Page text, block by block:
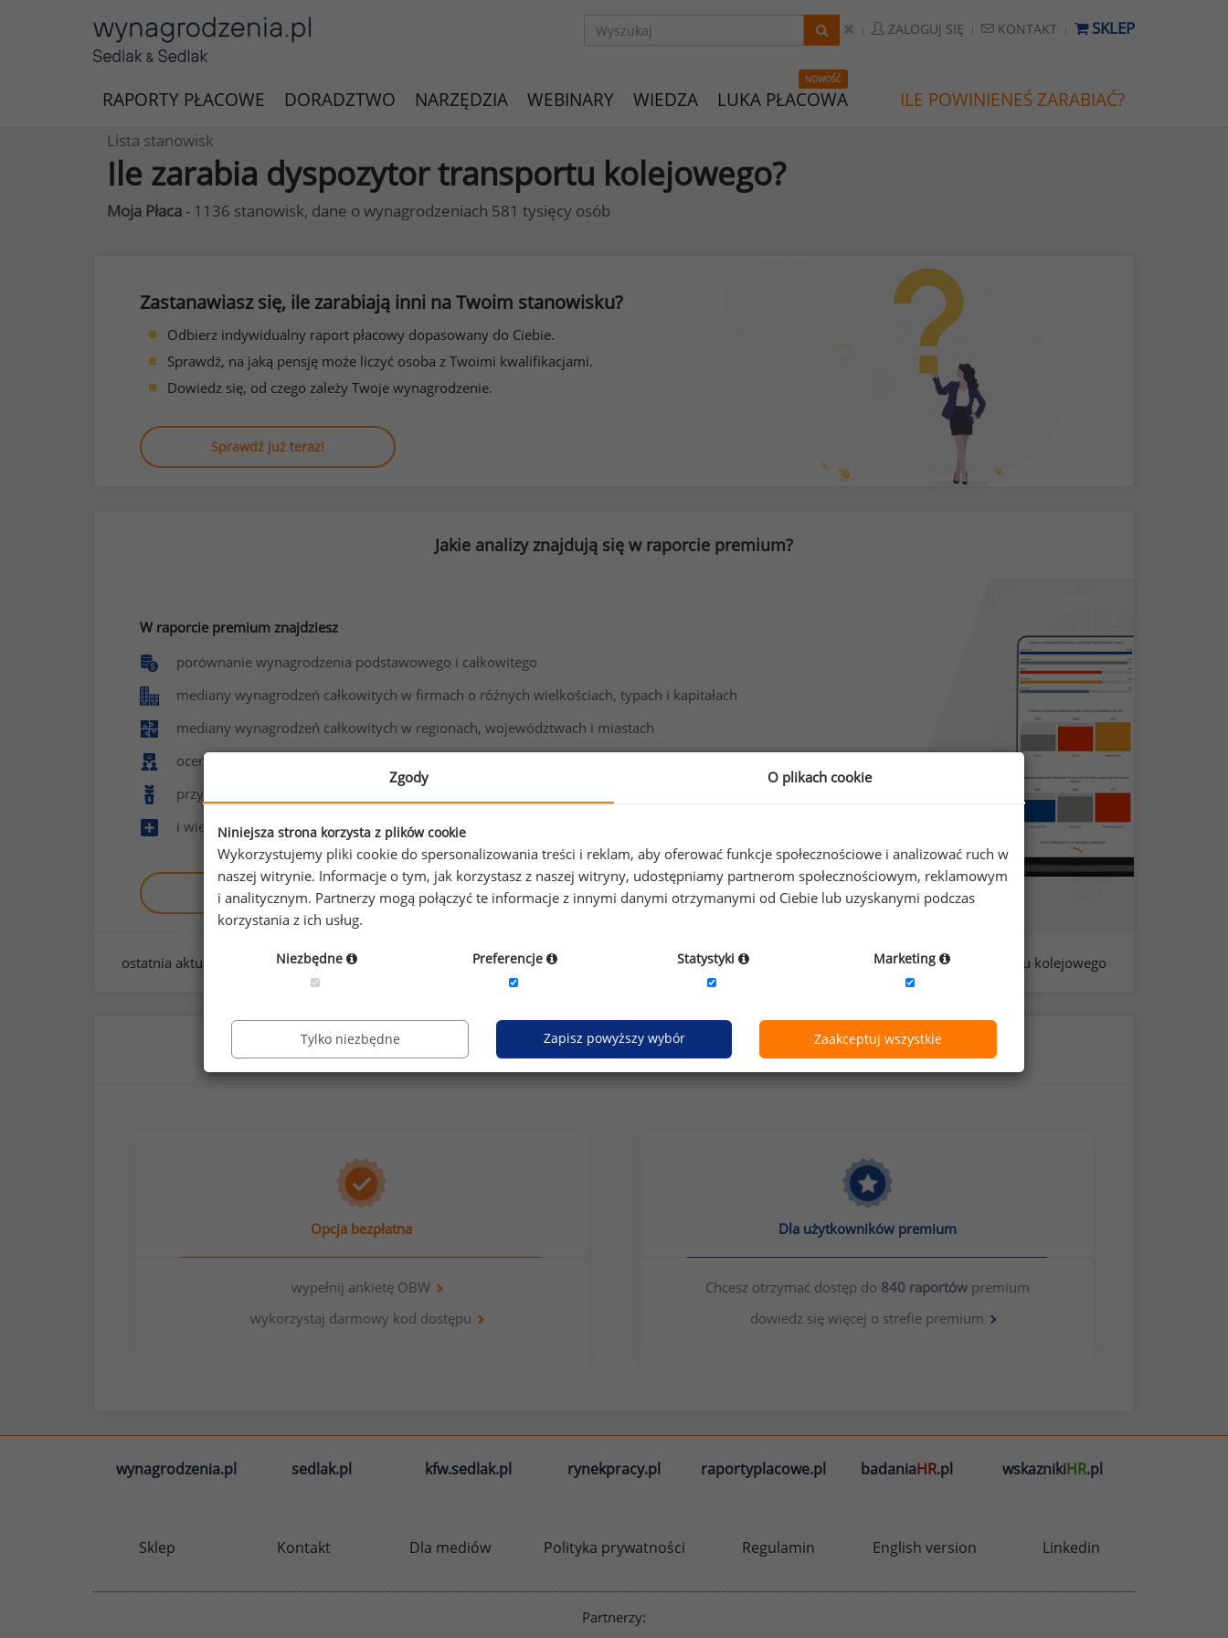
ZALOGUJ SIĘ KONTAKT SKLEP
RAPORTY PŁACOWE DORADZTWO NARZĘDZIA WEBINARY WIEDZA
NOWOŚĆ
LUKA PŁACOWA ILE POWINIENEŚ ZARABIAĆ?
Lista stanowisk
Ile zarabia dyspozytor transportu kolejowego?
Moja Płaca - 1136 stanowisk, dane o wynagrodzeniach 581 tysięcy osób
Zastanawiasz się, ile zarabiają inni na Twoim stanowisku?
Odbierz indywidualny raport płacowy dopasowany do Ciebie.
Sprawdź, na jaką pensję może liczyć osoba z Twoimi kwalifikacjami.
Dowiedz się, od czego zależy Twoje wynagrodzenie.
Sprawdź już teraz!
Jakie analizy znajdują się w raporcie premium?
W raporcie premium znajdziesz
porównanie wynagrodzenia podstawowego i całkowitego
mediany wynagrodzeń całkowitych w firmach o różnych wielkościach, typach i kapitałach
mediany wynagrodzeń całkowitych w regionach, województwach i miastach
ocenę poziomu zadowolenia z pracy i wynagrodzenia
przyznawane benefity
i wiele innych
Zobacz raport demo
ostatnia aktualizacja: styczeń 2026 grupa stanowisk:logistyka i transport próba: 218 - dyspozytorów transportu kolejowego
Jak uzyskać dostęp do raportu?
Opcja bezpłatna
wypełnij ankietę OBW
wykorzystaj darmowy kod dostępu
Dla użytkowników premium
Chcesz otrzymać dostęp do 840 raportówpremium
dowiedz się więcej o strefie premium
wynagrodzenia.pl sedlak.pl kfw.sedlak.pl rynekpracy.pl raportyplacowe.pl badaniaHR.pl wskaznikiHR.pl
Sklep Kontakt Dla mediów Polityka prywatności Regulamin English version Linkedin
Partnerzy:
Zgody O plikach cookie
Niniejsza strona korzysta z plików cookie
Wykorzystujemy pliki cookie do spersonalizowania treści i reklam, aby oferować funkcje społecznościowe i analizować ruch w
naszej witrynie. Informacje o tym, jak korzystasz z naszej witryny, udostępniamy partnerom społecznościowym, reklamowym
i analitycznym. Partnerzy mogą połączyć te informacje z innymi danymi otrzymanymi od Ciebie lub uzyskanymi podczas
korzystania z ich usług.
Niezbędne Preferencje Statystyki Marketing
Tylko niezbędne Zapisz powyższy wybór Zaakceptuj wszystkie